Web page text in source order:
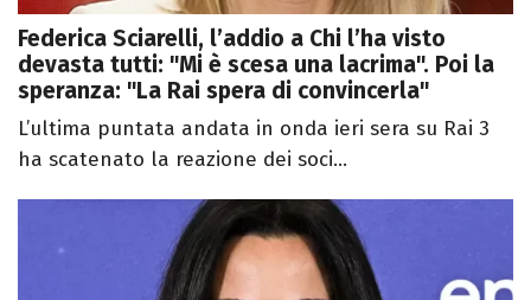
Federica Sciarelli, l’addio a Chi l’ha visto
devasta tutti: "Mi è scesa una lacrima". Poi la
speranza: "La Rai spera di convincerla"
L’ultima puntata andata in onda ieri sera su Rai 3
ha scatenato la reazione dei soci...